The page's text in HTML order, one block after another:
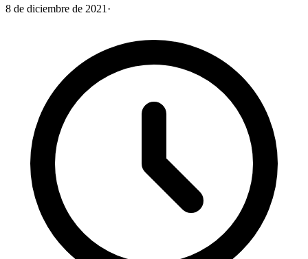
8 de diciembre de 2021 ·